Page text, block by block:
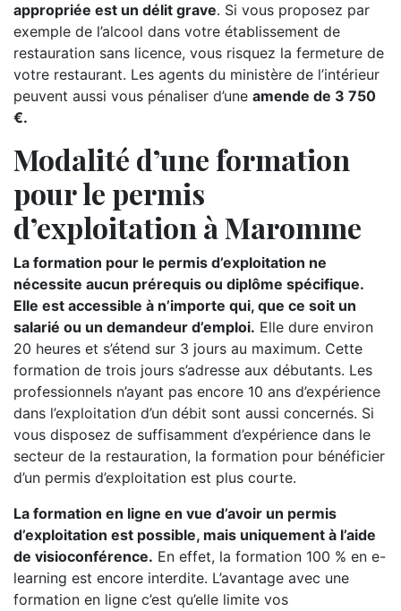
appropriée est un délit grave. Si vous proposez par
exemple de l’alcool dans votre établissement de
restauration sans licence, vous risquez la fermeture de
votre restaurant. Les agents du ministère de l’intérieur
peuvent aussi vous pénaliser d’une amende de 3 750
€.
Modalité d’une formation
pour le permis
d’exploitation à Maromme
La formation pour le permis d’exploitation ne
nécessite aucun prérequis ou diplôme spécifique.
Elle est accessible à n’importe qui, que ce soit un
salarié ou un demandeur d’emploi. Elle dure environ
20 heures et s’étend sur 3 jours au maximum. Cette
formation de trois jours s’adresse aux débutants. Les
professionnels n’ayant pas encore 10 ans d’expérience
dans l’exploitation d’un débit sont aussi concernés. Si
vous disposez de suffisamment d’expérience dans le
secteur de la restauration, la formation pour bénéficier
d’un permis d’exploitation est plus courte.
La formation en ligne en vue d’avoir un permis
d’exploitation est possible, mais uniquement à l’aide
de visioconférence. En effet, la formation 100 % en e-
learning est encore interdite. L’avantage avec une
formation en ligne c’est qu’elle limite vos